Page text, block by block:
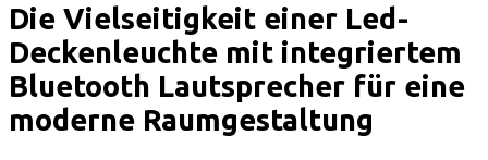
Die Vielseitigkeit einer Led-
Deckenleuchte mit integriertem
Bluetooth Lautsprecher für eine
moderne Raumgestaltung